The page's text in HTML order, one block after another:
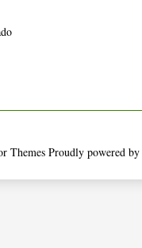
Themes Proudly powered by